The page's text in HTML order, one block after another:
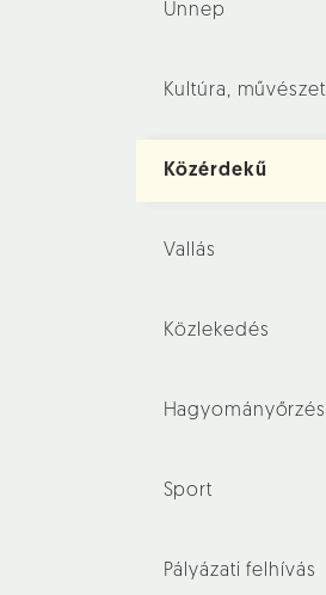
Ünnep
Kultúra, művészet
Közérdekű
Vallás
Közlekedés
Hagyományőrzés
Sport
Pályázati felhívás